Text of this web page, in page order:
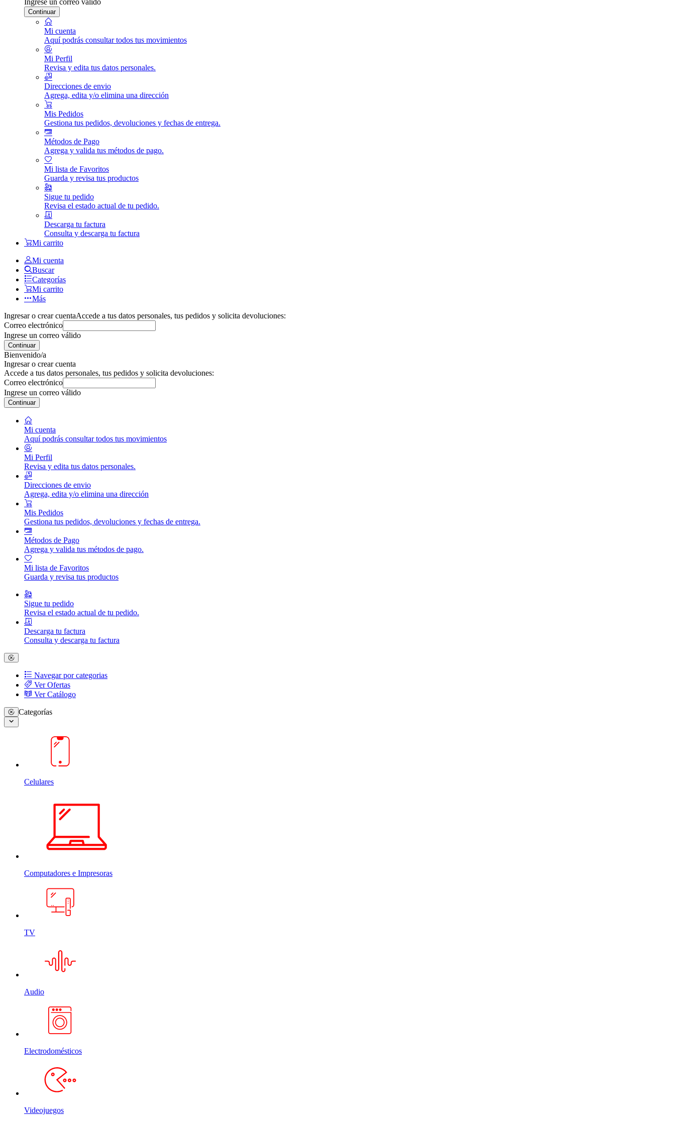
Continuar
Mi cuenta
Aquí podrás consultar todos tus movimientos
Mi Perfil
Revisa y edita tus datos personales.
Direcciones de envio
Agrega, edita y/o elimina una dirección
Mis Pedidos
Gestiona tus pedidos, devoluciones y fechas de entrega.
Métodos de Pago
Agrega y valida tus métodos de pago.
Mi lista de Favoritos
Guarda y revisa tus productos
Sigue tu pedido
Revisa el estado actual de tu pedido.
Descarga tu factura
Consulta y descarga tu factura
Mi carrito
Mi cuenta
Buscar
Categorías
Mi carrito
Más
Ingresar o crear cuentaAccede a tus datos personales, tus pedidos y solicita devoluciones:
Correo electrónico
Ingrese un correo válido
Continuar
Bienvenido/a
Ingresar o crear cuenta
Accede a tus datos personales, tus pedidos y solicita devoluciones:
Correo electrónico
Ingrese un correo válido
Continuar
Mi cuenta
Aquí podrás consultar todos tus movimientos
Mi Perfil
Revisa y edita tus datos personales.
Direcciones de envio
Agrega, edita y/o elimina una dirección
Mis Pedidos
Gestiona tus pedidos, devoluciones y fechas de entrega.
Métodos de Pago
Agrega y valida tus métodos de pago.
Mi lista de Favoritos
Guarda y revisa tus productos
Sigue tu pedido
Revisa el estado actual de tu pedido.
Descarga tu factura
Consulta y descarga tu factura
Navegar por categorias
Ver Ofertas
Ver Catálogo
Categorías
Celulares
Computadores e Impresoras
TV
Audio
Electrodomésticos
Videojuegos